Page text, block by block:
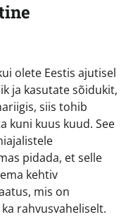
olete Eestis ajutisel
ja kasutate sõidukit,
siis tohib
kuni kuus kuud. See
pidada, et selle
kehtiv
mis on
rahvusvaheliselt.